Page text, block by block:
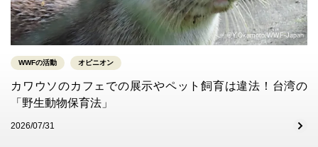
©Y.Okamoto/WWF-Japan
WWFの活動 オピニオン
カワウソのカフェでの展示やペット飼育は違法！台湾の
「野生動物保育法」
2026/07/31